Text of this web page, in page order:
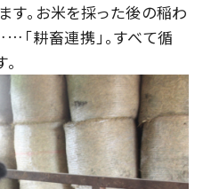
す。お米を採った後の稲わ
「耕畜連携」。すべて循